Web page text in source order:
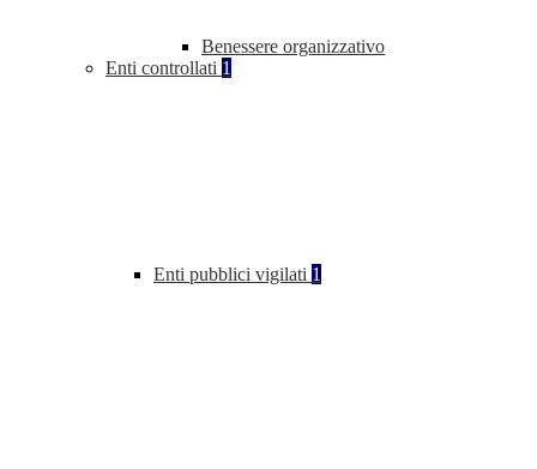
Benessere organizzativo
Enti controllati 1
Enti pubblici vigilati 1